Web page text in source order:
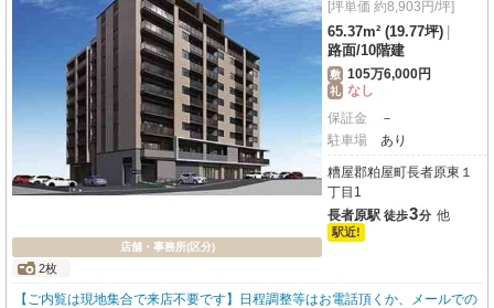
店舗・事務所(区分)
2枚
[坪単価 約8,903円/坪]
65.37m² (19.77坪)
路面/10階建
敷 105万6,000円
礼 なし
保証金
－
駐車場
あり
糟屋郡粕屋町長者原東１
丁目1
長者原駅 徒歩3分 他
駅近!
【ご内覧は現地集合で来店不要です】日程調整等はお電話頂くか、メールでの